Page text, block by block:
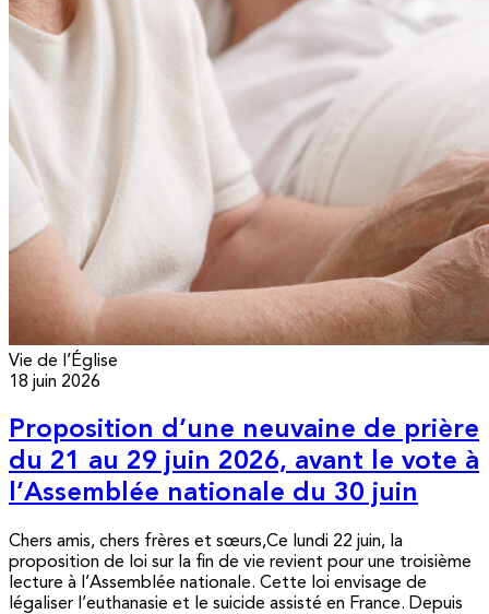
Vie de l’Église
18 juin 2026
Proposition d’une neuvaine de prière
du 21 au 29 juin 2026, avant le vote à
l’Assemblée nationale du 30 juin
Chers amis, chers frères et sœurs,Ce lundi 22 juin, la
proposition de loi sur la fin de vie revient pour une troisième
lecture à l’Assemblée nationale. Cette loi envisage de
légaliser l’euthanasie et le suicide assisté en France. Depuis